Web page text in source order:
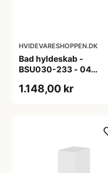
HVIDEVARESHOPPEN.DK
Bad hyldeskab -
BSU030-233 - 04
1.148,00 kr